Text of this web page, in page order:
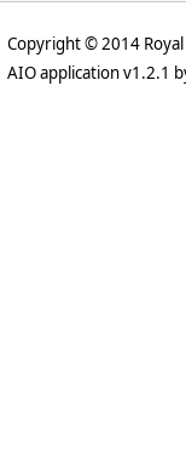
Copyright © 2014
AIO application v1.2.1